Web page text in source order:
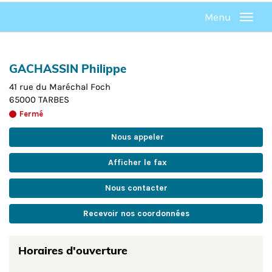
Menu
Menu
GACHASSIN Philippe
41 rue du Maréchal Foch
65000 TARBES
Fermé
Nous appeler
Afficher le fax
Nous contacter
Recevoir nos coordonnées
Horaires d'ouverture